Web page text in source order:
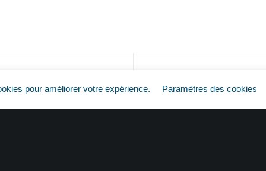
Plus de permis = plus de travail ?
pour améliorer votre expérience. Paramètres des cookies